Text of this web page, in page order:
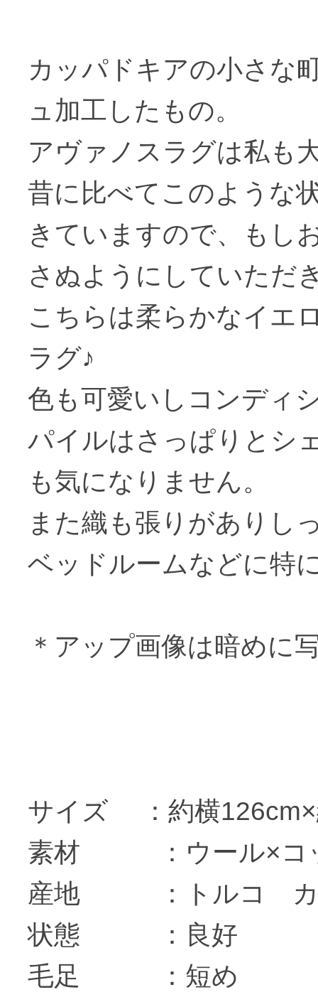
カッパドキアの小さな
ュ加工したもの。
アヴァノスラグは私も
昔に比べてこのような
きていますので、もし
さぬようにしていただ
こちらは柔らかなイエ
ラグ♪
色も可愛いしコンディ
パイルはさっぱりとシ
も気になりません。
また織も張りがありし
ベッドルームなどに特
＊アップ画像は暗めに
サイズ ：約横
素材 ：ウール×コ
産地 ：トルコ カ
状態 ：良好
毛足 ：短め